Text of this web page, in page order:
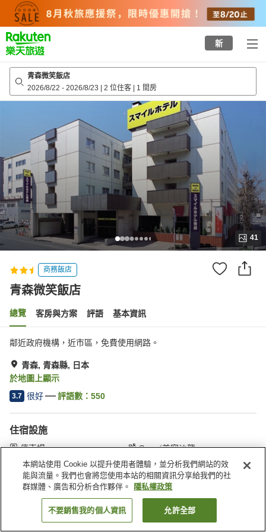
top
page
新
青森微笑飯店
2026/8/22 - 2026/8/23 | 2 位住客 | 1 間房
41
商務飯店
青森微笑飯店
總覽 客房與方案 評語 基本資訊
鄰近政府機構，近市區，免費使用網路。
青森, 青森縣, 日本
於地圖上顯示
3.7 很好 評語數： 550
住宿設施
停車場
Spa／美容沙龍
自動販賣機
付費洗衣房
首頁 日本 青森縣 青森 青森微笑飯店
找客房
本網站使用 Cookie 以提升使用者體驗，並分析我們網站的效
能與流量。我們也會將您使用本站的相關資訊分享給我們的社
群媒體、廣告和分析合作夥伴。
隱私權政策
不要銷售我的個人資訊 允許全部